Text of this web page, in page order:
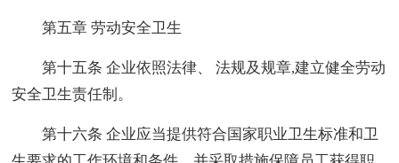
第五章 劳动安全卫生
第十五条 企业依照法律、 法规及规章,建立健全劳动
安全卫生责任制。
第十六条 企业应当提供符合国家职业卫生标准和卫